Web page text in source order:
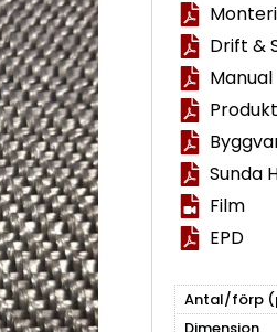
Drift &
Manual
Sunda
Film
EPD
Antal/förp